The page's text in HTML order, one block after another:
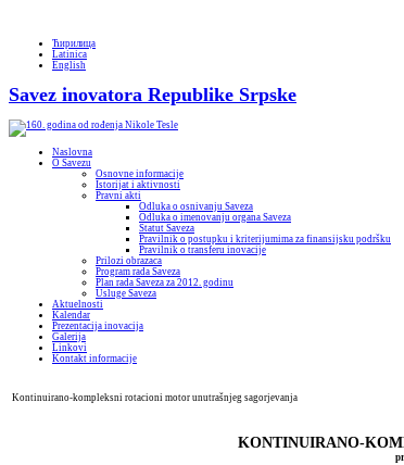
Ћирилица
Latinica
English
Savez inovatora Republike Srpske
Naslovna
O Savezu
Osnovne informacije
Istorijat i aktivnosti
Pravni akti
Odluka o osnivanju Saveza
Odluka o imenovanju organa Saveza
Statut Saveza
Pravilnik o postupku i kriterijumima za finansijsku podršku
Pravilnik o transferu inovacije
Prilozi obrazaca
Program rada Saveza
Plan rada Saveza za 2012. godinu
Usluge Saveza
Aktuelnosti
Kalendar
Prezentacija inovacija
Galerija
Linkovi
Kontakt informacije
Kontinuirano-kompleksni rotacioni motor unutrašnjeg sagorjevanja
KONTINUIRANO-